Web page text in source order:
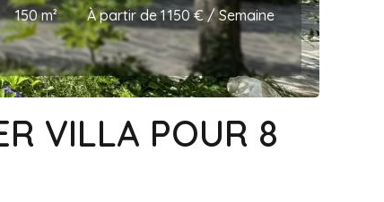
150 m² À partir de 1 150 € / Semaine
VILLA POUR 8